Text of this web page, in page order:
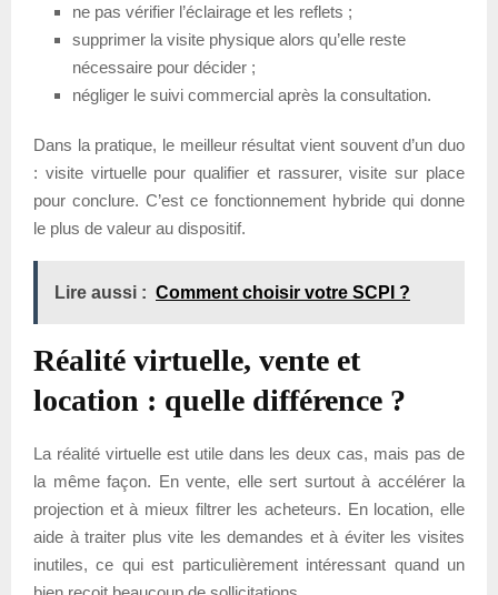
ne pas vérifier l’éclairage et les reflets ;
supprimer la visite physique alors qu’elle reste
nécessaire pour décider ;
négliger le suivi commercial après la consultation.
Dans la pratique, le meilleur résultat vient souvent d’un duo
: visite virtuelle pour qualifier et rassurer, visite sur place
pour conclure. C’est ce fonctionnement hybride qui donne
le plus de valeur au dispositif.
Lire aussi : Comment choisir votre SCPI ?
Réalité virtuelle, vente et
location : quelle différence ?
La réalité virtuelle est utile dans les deux cas, mais pas de
la même façon. En vente, elle sert surtout à accélérer la
projection et à mieux filtrer les acheteurs. En location, elle
aide à traiter plus vite les demandes et à éviter les visites
inutiles, ce qui est particulièrement intéressant quand un